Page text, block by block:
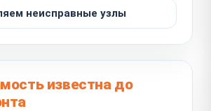
неисправные узлы
известна до